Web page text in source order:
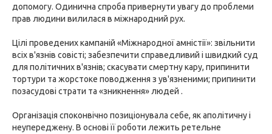
допомогу. Одинична спроба привернути увагу до проблеми
прав людини вилилася в міжнародний рух.
Цілі проведених кампаній «Міжнародної амністії»: звільнити
всіх в'язнів совісті; забезпечити справедливий і швидкий суд
для політичних в'язнів; скасувати смертну кару, припинити
тортури та жорстоке поводження з ув'язненими; припинити
позасудові страти та «зникнення» людей .
Організація споконвічно позиціонувала себе, як аполітичну і
неупереджену. В основі її роботи лежить ретельне